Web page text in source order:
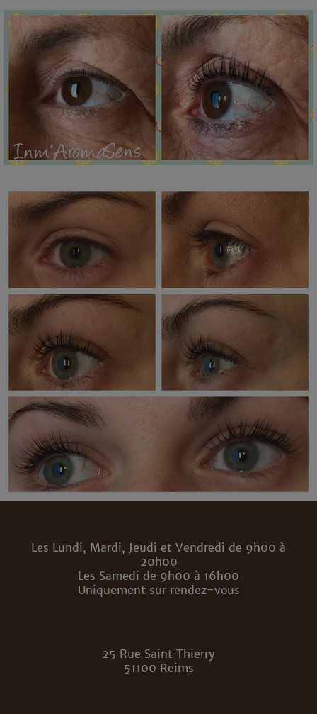
Les Lundi, Mardi, Jeudi et Vendredi de 9h00 à
20h00
Les Samedi de 9h00 à 16h00
Uniquement sur rendez-vous
25 Rue Saint Thierry
51100 Reims